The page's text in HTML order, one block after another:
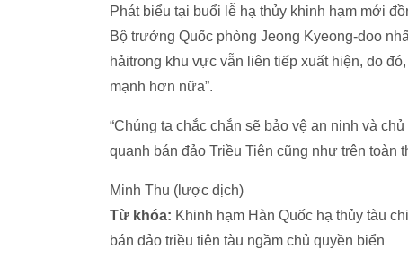
Phát biểu tại buổi lễ hạ thủy khinh hạm mới
Bộ trưởng Quốc phòng Jeong Kyeong-doo
hảitrong khu vực vẫn liên tiếp xuất hiện, do
mạnh hơn nữa”.
“Chúng ta chắc chắn sẽ bảo vệ an ninh và
quanh bán đảo Triều Tiên cũng như trên toàn
Minh Thu (lược dịch)
Từ khóa: Khinh hạm Hàn Quốc hạ thủy tàu
bán đảo triều tiên tàu ngầm chủ quyền biển